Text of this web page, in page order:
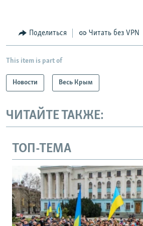
Поделиться Читать без VPN
This item is part of
Новости Весь Крым
ЧИТАЙТЕ ТАКЖЕ:
ТОП-ТЕМА